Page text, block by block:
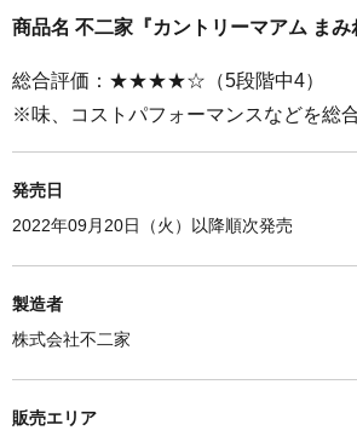
商品名 不二家『カントリーマアム まみ
総合評価：★★★★☆（5段階中4）
※味、コストパフォーマンスなどを総
発売日
2022年09月20日（火）以降順次発売
製造者
株式会社不二家
販売エリア